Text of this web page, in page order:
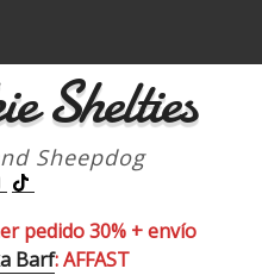
Shelties
Sheepdog
pedido 30% + envío
Barf: AFFAST